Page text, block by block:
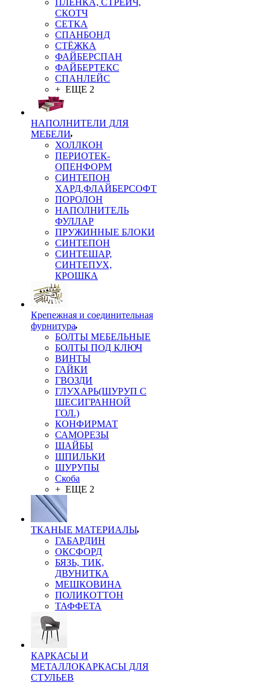
ПЛЁНКА, СТРЕЙЧ,
СКОТЧ
СЕТКА
СПАНБОНД
СТЁЖКА
ФАЙБЕРСПАН
ФАЙБЕРТЕКС
СПАНЛЕЙС
+ ЕЩЕ 2
НАПОЛНИТЕЛИ ДЛЯ
МЕБЕЛИ
ХОЛЛКОН
ПЕРИОТЕК-
ОПЕНФОРМ
СИНТЕПОН
ХАРД,ФЛАЙБЕРСОФТ
ПОРОЛОН
НАПОЛНИТЕЛЬ
ФУЛЛАР
ПРУЖИННЫЕ БЛОКИ
СИНТЕПОН
СИНТЕШАР,
СИНТЕПУХ,
КРОШКА
Крепежная и соединительная
фурнитура
БОЛТЫ МЕБЕЛЬНЫЕ
БОЛТЫ ПОД КЛЮЧ
ВИНТЫ
ГАЙКИ
ГВОЗДИ
ГЛУХАРЬ(ШУРУП С
ШЕСИГРАННОЙ
ГОЛ.)
КОНФИРМАТ
САМОРЕЗЫ
ШАЙБЫ
ШПИЛЬКИ
ШУРУПЫ
Скоба
+ ЕЩЕ 2
ТКАНЫЕ МАТЕРИАЛЫ
ГАБАРДИН
ОКСФОРД
БЯЗЬ, ТИК,
ДВУНИТКА
МЕШКОВИНА
ПОЛИКОТТОН
ТАФФЕТА
КАРКАСЫ И
МЕТАЛЛОКАРКАСЫ ДЛЯ
СТУЛЬЕВ